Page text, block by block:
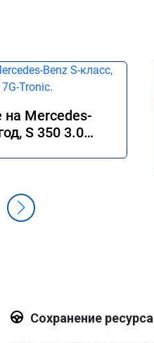
Mercedes-
S 350 3.0
Сохранение ресурса